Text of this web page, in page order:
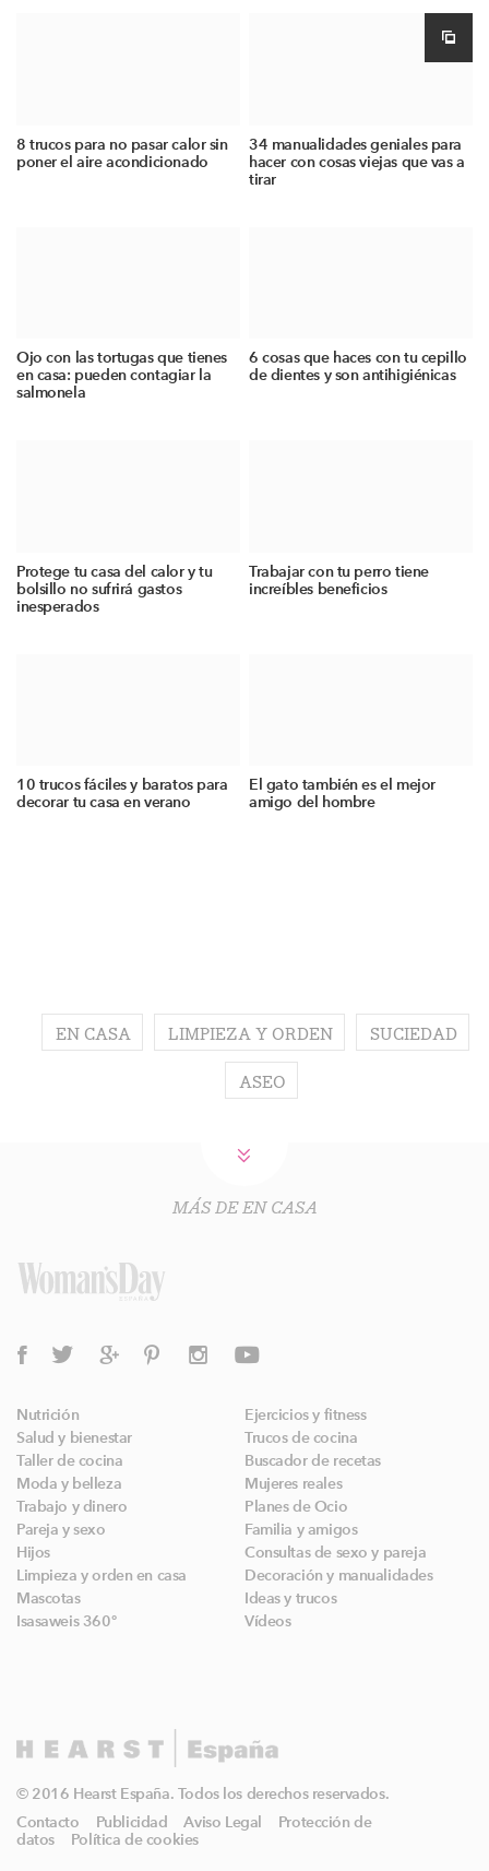
8 trucos para no pasar calor sin
poner el aire acondicionado
34 manualidades geniales para
hacer con cosas viejas que vas a
tirar
Ojo con las tortugas que tienes
en casa: pueden contagiar la
salmonela
6 cosas que haces con tu cepillo
de dientes y son antihigiénicas
Protege tu casa del calor y tu
bolsillo no sufrirá gastos
inesperados
Trabajar con tu perro tiene
increíbles beneficios
10 trucos fáciles y baratos para
decorar tu casa en verano
El gato también es el mejor
amigo del hombre
EN CASA LIMPIEZA Y ORDEN SUCIEDAD
ASEO
MÁS DE EN CASA
Nutrición
Ejercicios y fitness
Salud y bienestar
Trucos de cocina
Taller de cocina
Buscador de recetas
Moda y belleza
Mujeres reales
Trabajo y dinero
Planes de Ocio
Pareja y sexo
Familia y amigos
Hijos
Consultas de sexo y pareja
Limpieza y orden en casa
Decoración y manualidades
Mascotas
Ideas y trucos
Isasaweis 360º
Vídeos
© 2016 Hearst España. Todos los derechos reservados.
Contacto
Publicidad Aviso Legal
Protección de
datos
Política de cookies